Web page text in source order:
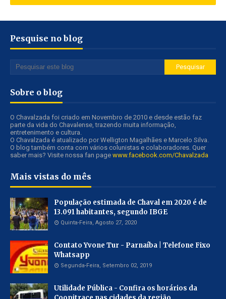
Pesquise no blog
Sobre o blog
O Chavalzada foi criado em Novembro de 2010 e desde estão faz
parte da vida do Chavalense, trazendo muita informação,
entretenimento e cultura.
O Chavalzada é atualizado por Welligton Magalhães e Marcelo Silva.
O blog também conta com vários colunistas e colaboradores. Quer
saber mais? Visite nossa fan page www.facebook.com/Chavalzada
Mais vistas do mês
População estimada de Chaval em 2020 é de
13.091 habitantes, segundo IBGE
Quinta-Feira, Agosto 27, 2020
Contato Yvone Tur - Parnaíba | Telefone Fixo
Whatsapp
Segunda-Feira, Setembro 02, 2019
Utilidade Pública - Confira os horários da